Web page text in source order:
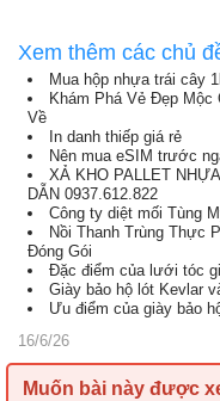
Xem thêm các chủ
Mua hộp nhựa trái cây
Khám Phá Vẻ Đẹp Mộc
Về
In danh thiếp giá rẻ
Nên mua eSIM trước
XẢ KHO PALLET
DẪN 0937.612.822
Công ty diệt mối Tùng
Nồi Thanh Trùng Thực
Đóng Gói
Đặc điểm của lưới tóc
Giày bảo hộ lót Kevlar
Ưu điểm của giày bảo
16/6/26
Muốn bài này được